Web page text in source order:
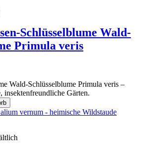
Schlüsselblume Wald-
Primula veris
Wald-Schlüsselblume Primula veris –
insektenfreundliche Gärten.